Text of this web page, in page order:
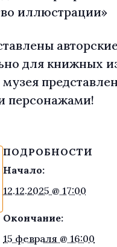
иллюстрации»
для книжных
музея
персонажами!
ПОДРОБНОСТИ
Начало:
12.12.2025 @ 17:00
Окончание:
15 февраля @ 16:00